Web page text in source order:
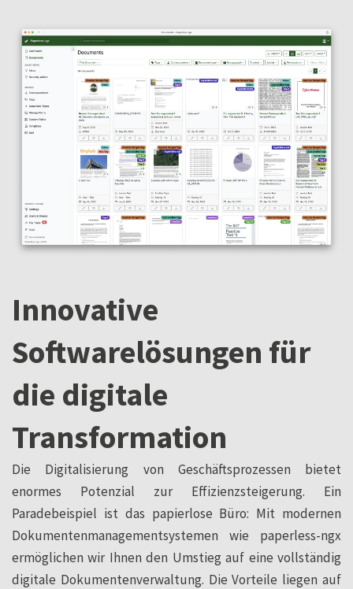
Innovative
Softwarelösungen für
die digitale
Transformation
Die Digitalisierung von Geschäftsprozessen bietet
enormes Potenzial zur Effizienzsteigerung. Ein
Paradebeispiel ist das papierlose Büro: Mit modernen
Dokumentenmanagementsystemen wie paperless-ngx
ermöglichen wir Ihnen den Umstieg auf eine vollständig
digitale Dokumentenverwaltung. Die Vorteile liegen auf